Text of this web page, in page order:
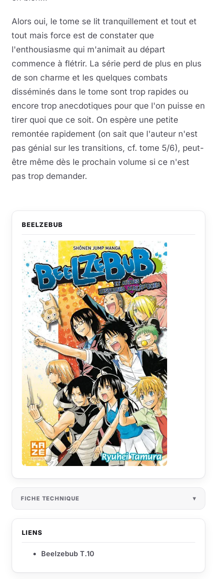
Alors oui, le tome se lit tranquillement et tout et
tout mais force est de constater que
l'enthousiasme qui m'animait au départ
commence à flétrir. La série perd de plus en plus
de son charme et les quelques combats
disséminés dans le tome sont trop rapides ou
encore trop anecdotiques pour que l'on puisse en
tirer quoi que ce soit. On espère une petite
remontée rapidement (on sait que l'auteur n'est
pas génial sur les transitions, cf. tome 5/6), peut-
être même dès le prochain volume si ce n'est
pas trop demander.
BEELZEBUB
FICHE TECHNIQUE
LIENS
Beelzebub T.10